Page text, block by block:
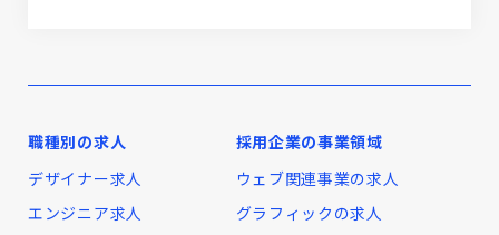
職種別の求人
デザイナー求人
エンジニア求人
採用企業の事業領域
ウェブ関連事業の求人
グラフィックの求人